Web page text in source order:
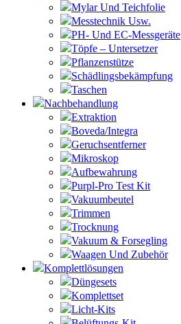
Mylar Und Teichfolie
Messtechnik Usw.
PH- Und EC-Messgeräte
Töpfe – Untersetzer
Pflanzenstütze
Schädlingsbekämpfung
Taschen
Nachbehandlung
Extraktion
Boveda/Integra
Geruchsentferner
Mikroskop
Aufbewahrung
Purpl-Pro Test Kit
Vakuumbeutel
Trimmen
Trocknung
Vakuum & Forsegling
Waagen Und Zubehör
Komplettlösungen
Düngesets
Komplettset
Licht-Kits